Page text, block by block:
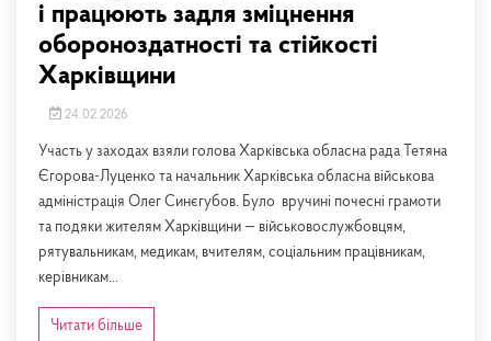
і працюють задля зміцнення
обороноздатності та стійкості
Харківщини
24.02.2026
Участь у заходах взяли голова Харківська обласна рада Тетяна
Єгорова-Луценко та начальник Харківська обласна військова
адміністрація Олег Синєгубов. Було вручині почесні грамоти
та подяки жителям Харківщини — військовослужбовцям,
рятувальникам, медикам, вчителям, соціальним працівникам,
керівникам...
Читати більше